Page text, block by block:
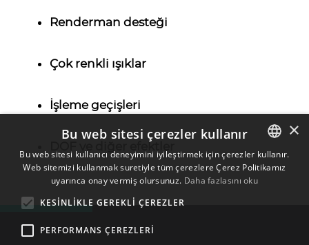
Renderman desteği
Çok renkli ışıklar
İşleme geçişleri
ENGLISH
×
Bu web sitesi çerezler kullanır
Bu web sitesi kullanıcı deneyimini iyileştirmek için çerezler kullanır.
Web sitemizi kullanmak suretiyle tüm çerezlere Çerez Politikamız
uyarınca onay vermiş olursunuz. Daha fazlasını oku
KESINLIKLE GEREKLI ÇEREZLER
PERFORMANS ÇEREZLERI